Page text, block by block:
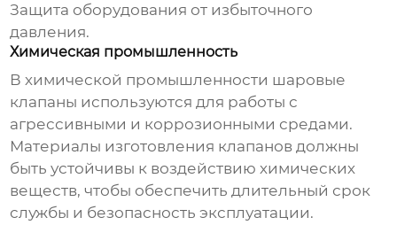
Защита оборудования от избыточного
давления.
Химическая промышленность
В химической промышленности шаровые
клапаны используются для работы с
агрессивными и коррозионными средами.
Материалы изготовления клапанов должны
быть устойчивы к воздействию химических
веществ, чтобы обеспечить длительный срок
службы и безопасность эксплуатации.